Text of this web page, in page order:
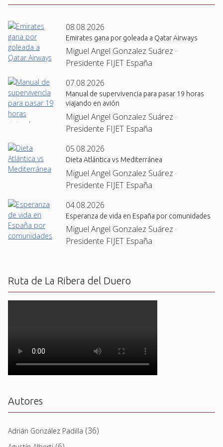
08.08.2026
Emirates gana por goleada a Qatar Airways
Miguel Angel Gonzalez Suárez ·
Presidente FIJET España
07.08.2026
Manual de supervivencia para pasar 19 horas
viajando en avión
Miguel Angel Gonzalez Suárez ·
Presidente FIJET España
05.08.2026
Dieta Atlántica vs Mediterránea
Miguel Angel Gonzalez Suárez ·
Presidente FIJET España
04.08.2026
Esperanza de vida en España por comunidades
Miguel Angel Gonzalez Suárez ·
Presidente FIJET España
Ruta de La Ribera del Duero
Autores
Adrián González Padilla (36)